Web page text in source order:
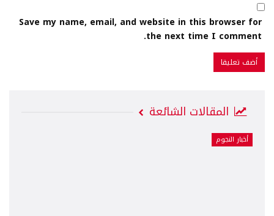
Save my name, email, and website in this browser for
the next time I comment.
المقالات الشائعة
أخبار النجوم